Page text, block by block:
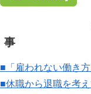
事
■「雇われない働き方
■休職から退職を考